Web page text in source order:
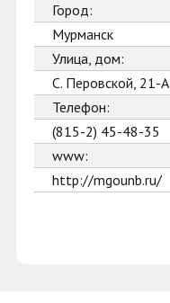
Город:
Мурманск
Улица, дом:
С. Перовской, 21-А
Телефон:
(815-2) 45-48-35
www:
http://mgounb.ru/